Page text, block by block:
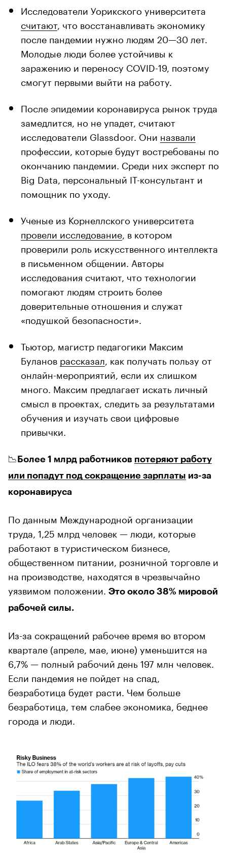
Исследователи Уорикского университета
считают, что восстанавливать экономику
после пандемии нужно людям 20—30 лет.
Молодые люди более устойчивы к
заражению и переносу COVID-19, поэтому
смогут первыми выйти на работу.
После эпидемии коронавируса рынок труда
замедлится, но не упадет, считают
исследователи Glassdoor. Они назвали
профессии, которые будут востребованы по
окончанию пандемии. Среди них эксперт по
Big Data, персональный IT-консультант и
помощник по уходу.
Ученые из Корнеллского университета
провели исследование , в котором
проверили роль искусственного интеллекта
в письменном общении. Авторы
исследования считают, что технологии
помогают людям строить более
доверительные отношения и служат
«подушкой безопасности».
Тьютор, магистр педагогики Максим
Буланов рассказал , как получать пользу от
онлайн-мероприятий, если их слишком
много. Максим предлагает искать личный
смысл в проектах, следить за результатами
обучения и изучать свои цифровые
привычки.
📉 Более 1 млрд работников потеряют работу
или попадут под сокращение зарплаты из-за
коронавируса
По данным Международной организации
труда, 1,25 млрд человек — люди, которые
работают в туристическом бизнесе,
общественном питании, розничной торговле и
на производстве, находятся в чрезвычайно
уязвимом положении.
Это около 38% мировой
рабочей силы.
Из-за сокращений рабочее время во втором
квартале (апреле, мае, июне) уменьшится на
6,7% — полный рабочий день 197 млн человек.
Если пандемия не пойдет на спад,
безработица будет расти. Чем больше
безработица, тем слабее экономика, беднее
города и люди.